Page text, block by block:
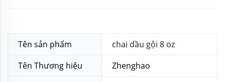
Tên sản phẩm
chai dầu gội 8 oz
Tên Thương hiệu
Zhenghao